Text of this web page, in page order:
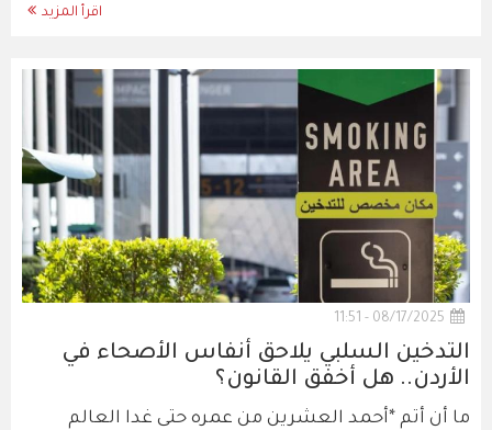
اقرأ المزيد
08/17/2025 - 11:51
التدخين السلبي يلاحق أنفاس الأصحاء في
الأردن.. هل أخفق القانون؟
ما أن أتم *أحمد العشرين من عمره حتى غدا العالم